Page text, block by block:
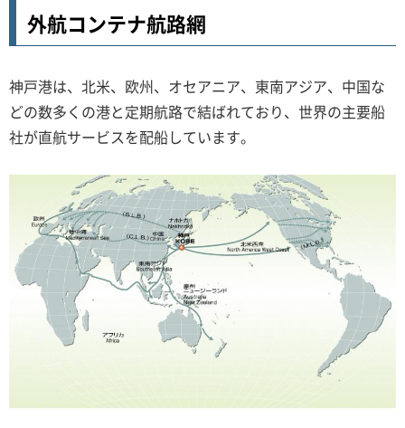
外航コンテナ航路網
神戸港は、北米、欧州、オセアニア、東南アジア、中国な
どの数多くの港と定期航路で結ばれており、世界の主要船
社が直航サービスを配船しています。